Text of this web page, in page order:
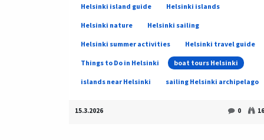
Helsinki island guide Helsinki islands
Helsinki nature Helsinki sailing
Helsinki summer activities Helsinki travel guide
Things to Do in Helsinki boat tours Helsinki
islands near Helsinki sailing Helsinki archipelago
15.3.2026 0